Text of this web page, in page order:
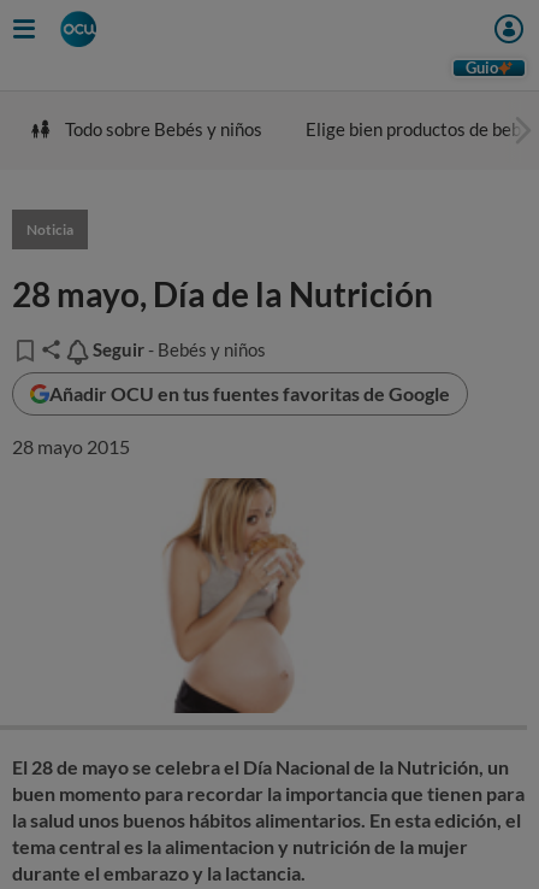
Guio
Todo sobre Bebés y niños Elige bien productos de bebé
Noticia
28 mayo, Día de la Nutrición
Seguir
Seguir - Bebés y niños
Añadir OCU en tus fuentes favoritas de Google
28 mayo 2015
El 28 de mayo se celebra el Día Nacional de la Nutrición, un
buen momento para recordar la importancia que tienen para
la salud unos buenos hábitos alimentarios. En esta edición, el
tema central es la alimentacion y nutrición de la mujer
durante el embarazo y la lactancia.